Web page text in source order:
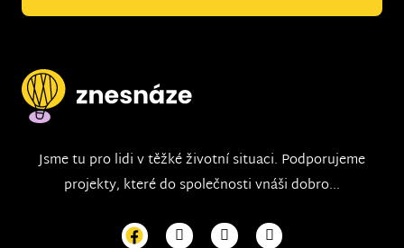
Jsme tu pro lidi v těžké životní situaci. Podporujeme
projekty, které do společnosti vnáši dobro...